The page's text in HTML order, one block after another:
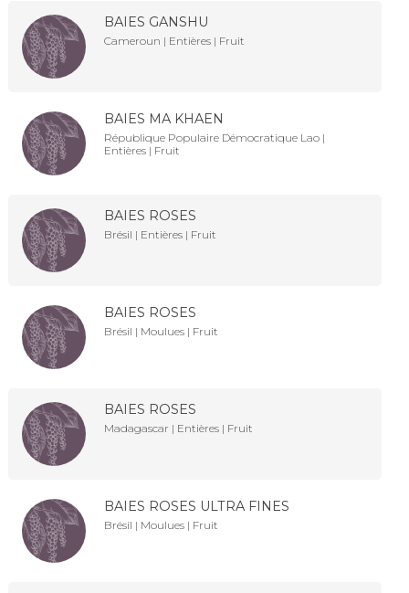
BAIES GANSHU
Cameroun | Entières | Fruit
BAIES MA KHAEN
République Populaire Démocratique Lao |
Entières | Fruit
BAIES ROSES
Brésil | Entières | Fruit
BAIES ROSES
Brésil | Moulues | Fruit
BAIES ROSES
Madagascar | Entières | Fruit
BAIES ROSES ULTRA FINES
Brésil | Moulues | Fruit